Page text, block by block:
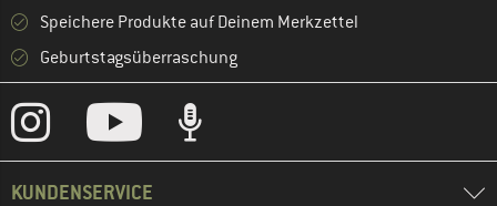
Speichere Produkte auf Deinem Merkzettel
Geburtstagsüberraschung
KUNDENSERVICE